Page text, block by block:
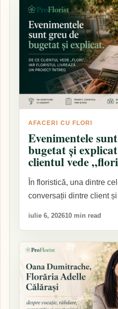
AFACERI CU FLORI
Evenimentele
bugetat și
clientul vede
floristul livrează
întreg
În floristică, una dintre
conversații dintre client
iulie 6, 202610 min read